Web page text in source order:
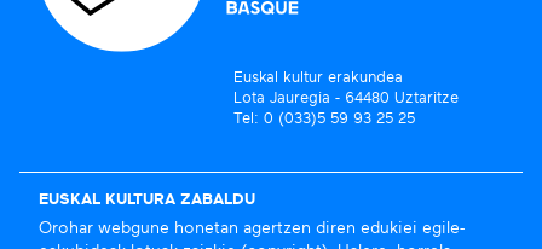
Euskal kultur erakundea
Lota Jauregia - 64480 Uztaritze
Tel: 0 (033)5 59 93 25 25
EUSKAL KULTURA ZABALDU
Orohar webgune honetan agertzen diren edukiei egile-